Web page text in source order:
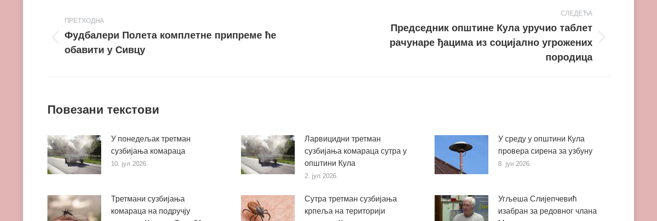
navigation
ПРЕТХОДНА
Претходни
пост
Фудбалери Полета комплетне припреме ће
обавити у Сивцу
СЛЕДЕЋА
Председник општине Кула уручио таблет
рачунаре ђацима из социјално угрожених
породица
Повезани текстови
У понедељак третман
сузбијања комараца
10. јул 2026.
Ларвицидни третман
сузбијања комараца сутра у
општини Кула
2. јул 2026.
У среду у општини Кула
провера сирена за узбуну
8. јун 2026.
Третмани сузбијања
комараца на подручју
Сутра третман сузбијања
крпеља на територији
Угљеша Слијепчевић
изабран за редовног члана